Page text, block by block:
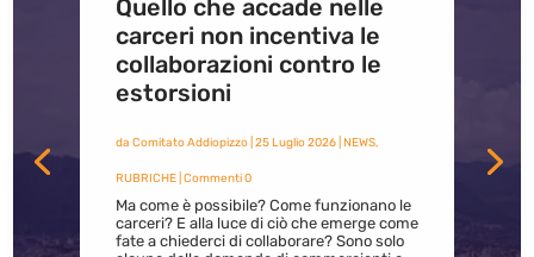
Quello che accade nelle
carceri non incentiva le
collaborazioni contro le
estorsioni
da Comitato Addiopizzo| 25 Luglio 2026| NEWS,
RUBRICHE| Commenti 0
Ma come è possibile? Come funzionano le
carceri? E alla luce di ciò che emerge come
fate a chiederci di collaborare? Sono solo